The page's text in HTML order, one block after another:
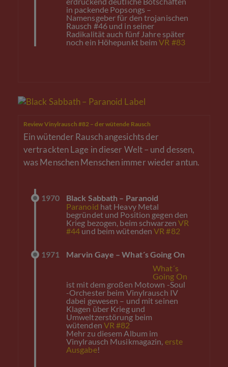
in packende Popsongs –
Namensgeber für den trojanischen
Rausch #46 und in seiner
Radikalität auch fünf Jahre später
noch ein Höhepunkt beimVR #83
Review Vinylrausch #82 – der wütende Rausch
Ein wütender Rausch angesichts der
vertrackten Lage in dieser Welt – und dessen,
was Menschen Menschen immer wieder antun.
1970
Black Sabbath – Paranoid
Paranoid hat Heavy Metal
begründet und Position gegen den
Krieg bezogen, beim schwarzen VR
#44und beim wütendenVR #82
1971
Marvin Gaye – What´s Going On
What´s
Going On
ist mit dem großen Motown -Soul
-Orchester beim Vinylrausch IV
dabei gewesen – und mit seinen
Klagen über Krieg und
Umweltzerstörung beim
wütenden VR #82
Mehr zu diesem Album im
Vinylrausch Musikmagazin, erste
Ausgabe!